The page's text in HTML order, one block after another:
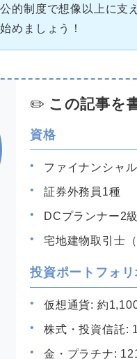
的制度で想像以上に支
めましょう！
この記事を
資格
ファイナンシャ
証券外務員1種
DCプランナー2級
宅地建物取引士（
投資ポートフォリ
仮想通貨: 約
株式・投資信託:
金・プラチナ: